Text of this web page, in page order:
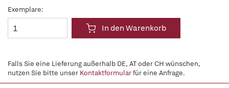
Exemplare:
In den Warenkorb
Falls Sie eine Lieferung außerhalb DE, AT oder CH wünschen,
nutzen Sie bitte unser Kontaktformularfür eine Anfrage.